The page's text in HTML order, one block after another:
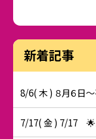
新着記事
8/6( 木 ) ８月６日
7/17( 金 ) 7/17